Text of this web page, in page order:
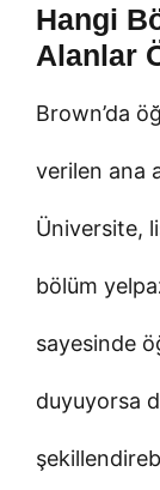
Hangi
Alanlar
Brown’da
verilen ana
Üniversite,
bölüm
sayesinde
duyuyorsa